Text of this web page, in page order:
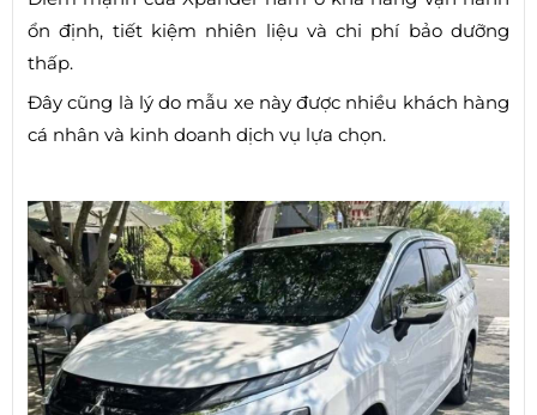
ổn định, tiết kiệm nhiên liệu và chi phí bảo dưỡng
thấp.
Đây cũng là lý do mẫu xe này được nhiều khách hàng
cá nhân và kinh doanh dịch vụ lựa chọn.